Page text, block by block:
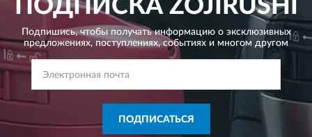
ПОДПИСКАZOJIRUSHI
Подпишись, чтобы получать информацию о эксклюзивных
предложениях, поступлениях, событиях и многом другом
ПОДПИСАТЬСЯ